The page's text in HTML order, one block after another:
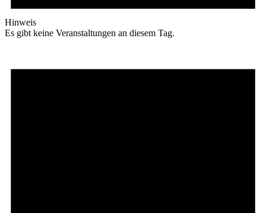
Hinweis
Es gibt keine Veranstaltungen an diesem Tag.